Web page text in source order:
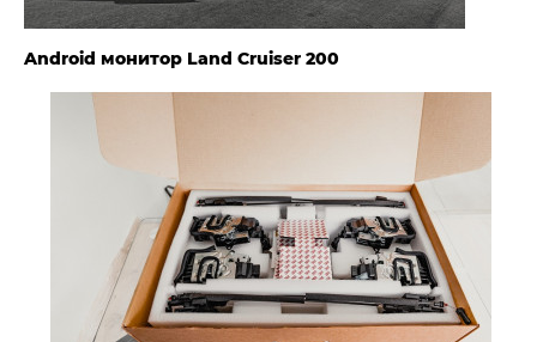
Android монитор Land Cruiser 200